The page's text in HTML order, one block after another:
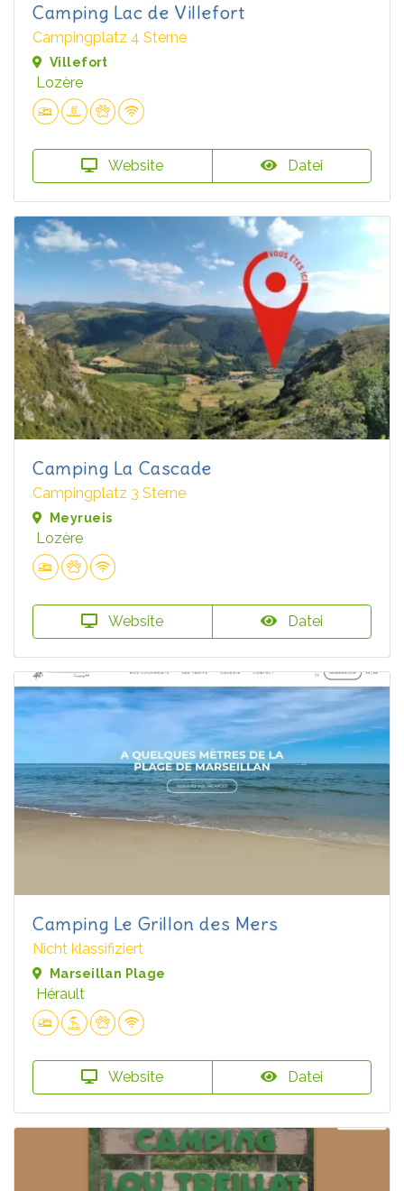
Camping Lac de Villefort
Campingplatz 4 Sterne
Villefort
Lozère
Website Datei
Camping La Cascade
Campingplatz 3 Sterne
Meyrueis
Lozère
Website Datei
Camping Le Grillon des Mers
Nicht klassifiziert
Marseillan Plage
Hérault
Website Datei